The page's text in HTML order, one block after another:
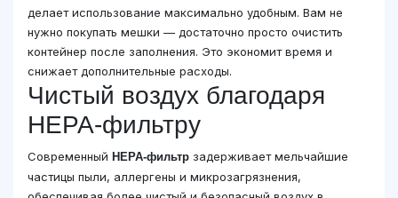
делает использование максимально удобным. Вам не
нужно покупать мешки — достаточно просто очистить
контейнер после заполнения. Это экономит время и
снижает дополнительные расходы.
Чистый воздух благодаря
HEPA-фильтру
Современный HEPA-фильтр задерживает мельчайшие
частицы пыли, аллергены и микрозагрязнения,